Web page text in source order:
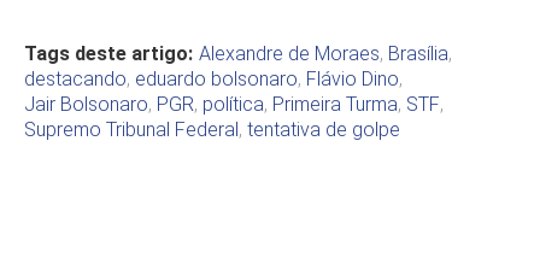
Tags deste artigo: Alexandre de Moraes, Brasília,
destacando, eduardo bolsonaro, Flávio Dino,
Jair Bolsonaro, PGR, política, Primeira Turma, STF,
Supremo Tribunal Federal , tentativa de golpe